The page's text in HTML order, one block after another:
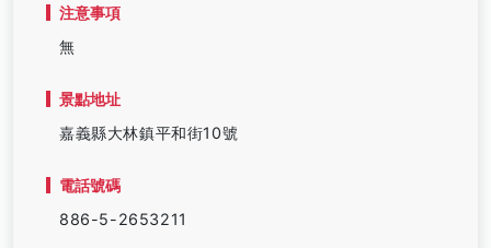
注意事項
無
景點地址
嘉義縣大林鎮平和街10號
電話號碼
886-5-2653211